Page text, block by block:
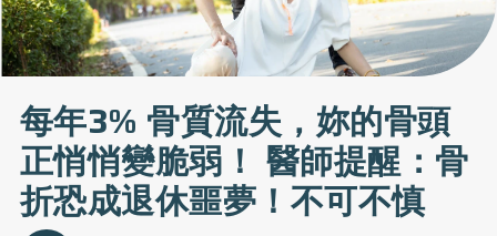
每年3% 骨質流失，妳的骨頭
正悄悄變脆弱！ 醫師提醒：骨
折恐成退休噩夢！不可不慎